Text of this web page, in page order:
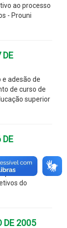
ao processo
- Prouni
DE
adesão de
de curso de
superior
DE
de
e a
do
DE 2005